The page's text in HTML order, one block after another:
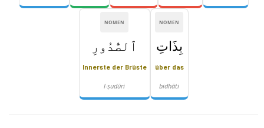
NOMEN
بِذَاتِ
über das
bidhāti
NOMEN
ٱلصُّدُورِ
Innerste der Brüste
l-ṣudūri